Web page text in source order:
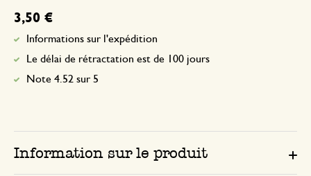
3,50 €
Informations sur l'expédition
Le délai de rétractation est de 100 jours
Note 4.52 sur 5
Information sur le produit